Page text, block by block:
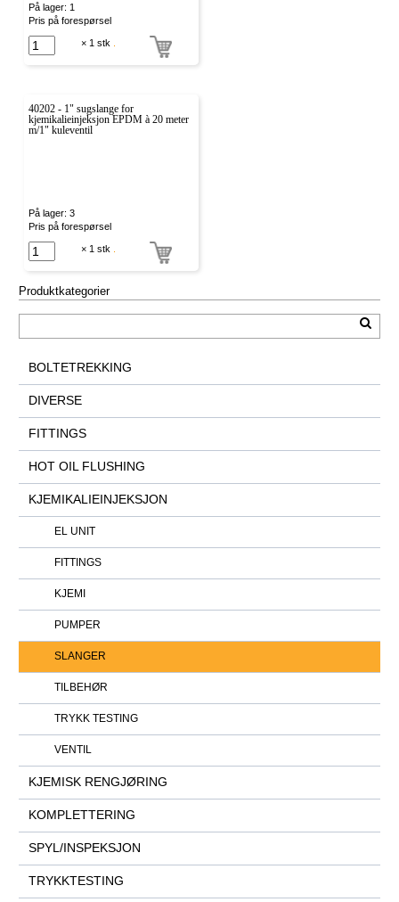
På lager: 1
Pris på forespørsel
× 1 stk
40202 - 1" sugslange for
kjemikalieinjeksjon EPDM à 20 meter
m/1" kuleventil
På lager: 3
Pris på forespørsel
× 1 stk
Produktkategorier
BOLTETREKKING
DIVERSE
FITTINGS
HOT OIL FLUSHING
KJEMIKALIEINJEKSJON
EL UNIT
FITTINGS
KJEMI
PUMPER
SLANGER
TILBEHØR
TRYKK TESTING
VENTIL
KJEMISK RENGJØRING
KOMPLETTERING
SPYL/INSPEKSJON
TRYKKTESTING